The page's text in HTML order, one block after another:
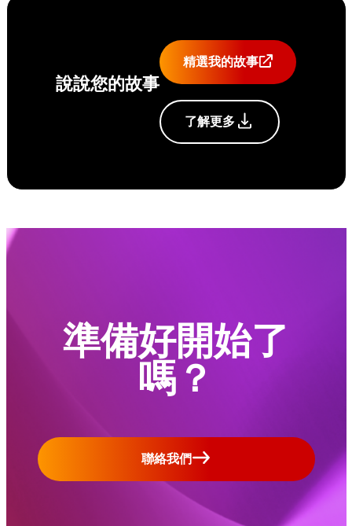
說說您的故事
精選我的故事
了解更多
準備好開始了
嗎？
聯絡我們